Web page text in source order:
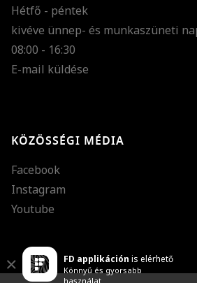
Hétfő - péntek
kivéve ünnep- és munkaszüneti
08:00 - 16:30
E-mail küldése
KÖZÖSSÉGI MÉDIA
Facebook
Instagram
Youtube
FD applikáción is elérhető
Könnyű és gyorsabb
használat
Close